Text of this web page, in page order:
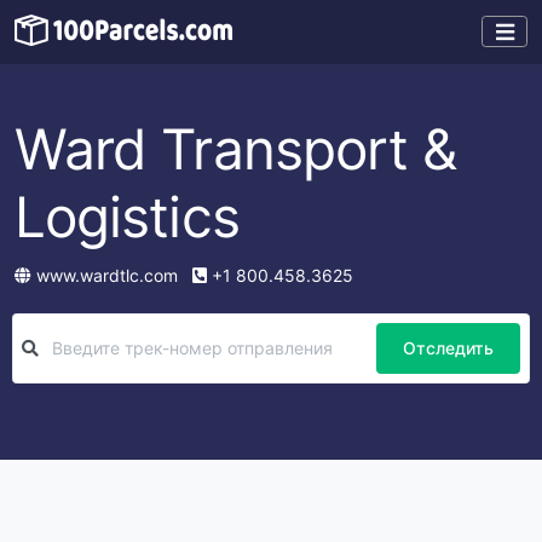
Ward Transport &
Logistics
www.wardtlc.com +1 800.458.3625
Отследить